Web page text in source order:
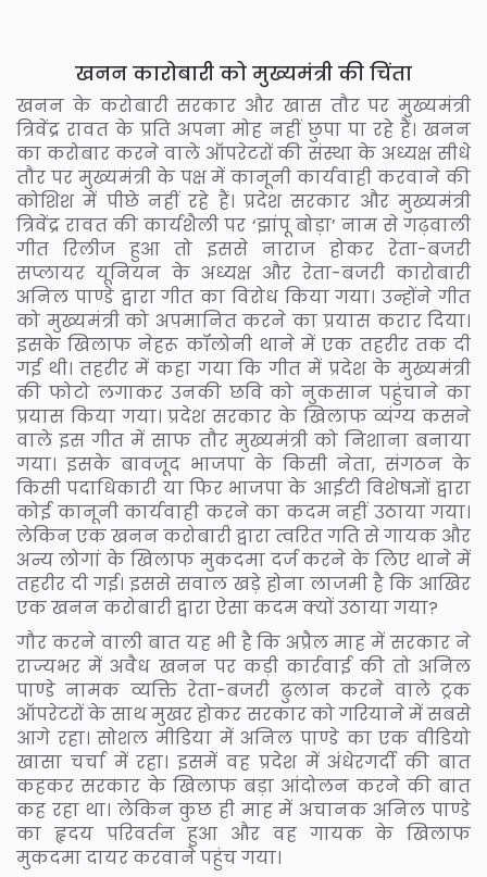
खनन कारोबारी को मुख्यमंत्री की चिंता
खनन के करोबारी सरकार और खास तौर पर मुख्यमंत्री
त्रिवेंद्र रावत के प्रति अपना मोह नहीं छुपा पा रहे हैं। खनन
का करोबार करने वाले ऑपरेटरों की संस्था के अध्यक्ष सीधे
तौर पर मुख्यमंत्री के पक्ष में कानूनी कार्यवाही करवाने की
कोशिश में पीछे नहीं रहे हैं। प्रदेश सरकार और मुख्यमंत्री
त्रिवेंद्र रावत की कार्यशैली पर ‘झांपू बोड़ा’ नाम से गढ़वाली
गीत रिलीज हुआ तो इससे नाराज होकर रेता-बजरी
सप्लायर यूनियन के अध्यक्ष और रेता-बजरी कारोबारी
अनिल पाण्डे द्वारा गीत का विरोध किया गया। उन्होंने गीत
को मुख्यमंत्री को अपमानित करने का प्रयास करार दिया।
इसके खिलाफ नेहरू कॉलोनी थाने में एक तहरीर तक दी
गई थी। तहरीर में कहा गया कि गीत में प्रदेश के मुख्यमंत्री
की फोटो लगाकर उनकी छवि को नुकसान पहुंचाने का
प्रयास किया गया। प्रदेश सरकार के खिलाफ व्यंग्य कसने
वाले इस गीत में साफ तौर मुख्यमंत्री को निशाना बनाया
गया। इसके बावजूद भाजपा के किसी नेता, संगठन के
किसी पदाधिकारी या फिर भाजपा के आईटी विशेषज्ञों द्वारा
कोई कानूनी कार्यवाही करने का कदम नहीं उठाया गया।
लेकिन एक खनन करोबारी द्वारा त्वरित गति से गायक और
अन्य लोगां के खिलाफ मुकदमा दर्ज करने के लिए थाने में
तहरीर दी गई। इससे सवाल खड़े होना लाजमी है कि आखिर
एक खनन करोबारी द्वारा ऐसा कदम क्यों उठाया गया?
गौर करने वाली बात यह भी है कि अप्रैल माह में सरकार ने
राज्यभर में अवैध खनन पर कड़ी कार्रवाई की तो अनिल
पाण्डे नामक व्यक्ति रेता-बजरी ढुलान करने वाले ट्रक
ऑपरेटरों के साथ मुखर होकर सरकार को गरियाने में सबसे
आगे रहा। सोशल मीडिया में अनिल पाण्डे का एक वीडियो
खासा चर्चा में रहा। इसमें वह प्रदेश में अंधेरगर्दी की बात
कहकर सरकार के खिलाफ बड़ा आंदोलन करने की बात
कह रहा था। लेकिन कुछ ही माह में अचानक अनिल पाण्डे
का हृदय परिवर्तन हुआ और वह गायक के खिलाफ
मुकदमा दायर करवाने पहुंच गया।